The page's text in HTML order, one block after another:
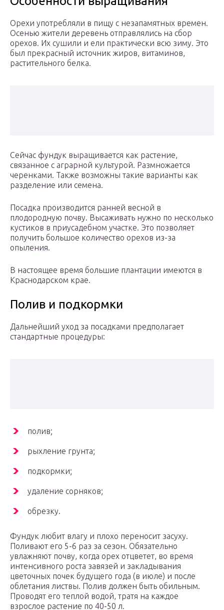
Орехи употребляли в пищу с незапамятных времен.
Осенью жители деревень отправлялись на сбор
орехов. Их сушили и ели практически всю зиму. Это
был прекрасный источник жиров, витаминов,
растительного белка.
Сейчас фундук выращивается как растение,
связанное с аграрной культурой. Размножается
черенками. Также возможны такие варианты как
разделение или семена.
Посадка производится ранней весной в
плодородную почву. Высаживать нужно по несколько
кустиков в приусадебном участке. Это позволяет
получить большое количество орехов из-за
опыления.
В настоящее время большие плантации имеются в
Краснодарском крае.
Полив и подкормки
Дальнейший уход за посадками предполагает
стандартные процедуры:
полив;
рыхление грунта;
подкормки;
удаление сорняков;
обрезку.
Фундук любит влагу и плохо переносит засуху.
Поливают его 5-6 раз за сезон. Обязательно
увлажняют почву, когда орех отцветет, во время
интенсивного роста завязей и закладывания
цветочных почек будущего года (в июле) и после
облетания листвы. Полив должен быть обильным.
Проводят его теплой водой, тратя на каждое
взрослое растение по 40-50 л.